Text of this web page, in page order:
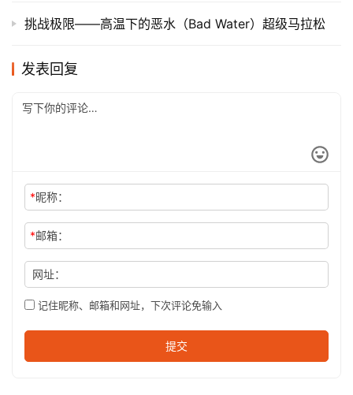
挑战极限——高温下的恶水（Bad Water）超级马拉松
发表回复
*昵称：
*邮箱：
网址：
记住昵称、邮箱和网址，下次评论免输入
提交